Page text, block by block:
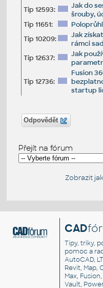
Tip 12593:
Jak do
šrouby,
Tip 11651:
Tip 10209:
Jak
rámci
Tip 12637:
Jak
Tip 12736:
Fusion
startup
Odpovědět
Přejít na fórum
Zobrazit
CAD
Tipy, triky,
pomoc a
AutoCAD,
Revit, Map,
Max,
Vault,